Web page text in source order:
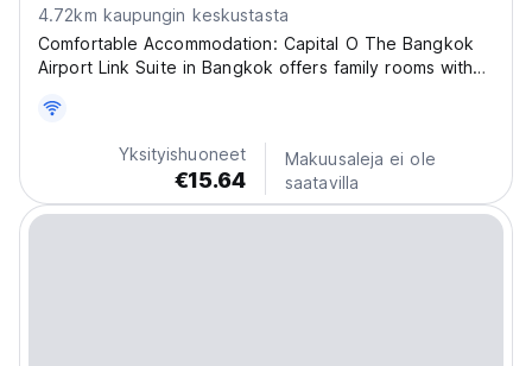
4.72km kaupungin keskustasta
Comfortable Accommodation: Capital O The Bangkok
Airport Link Suite in Bangkok offers family rooms with
throughout the property. Each room includes a work
desk, TV, and free toiletries. Dining Experience:...
Yksityishuoneet
€15.64
Makuusaleja ei ole
saatavilla